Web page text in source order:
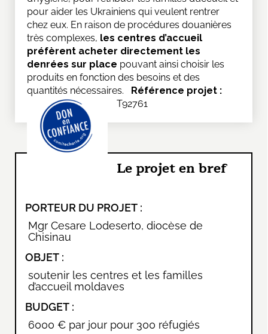
pour aider les Ukrainiens qui veulent rentrer
chez eux. En raison de procédures douanières
très complexes, les centres d’accueil
préfèrent acheter directement les
denrées sur place pouvant ainsi choisir les
produits en fonction des besoins et des
quantités nécessaires.
Référence projet :
T92761
Le projet en bref
PORTEUR DU PROJET :
Mgr Cesare Lodeserto, diocèse de
Chisinau
OBJET :
soutenir les centres et les familles
d’accueil moldaves
BUDGET :
6000 € par jour pour 300 réfugiés